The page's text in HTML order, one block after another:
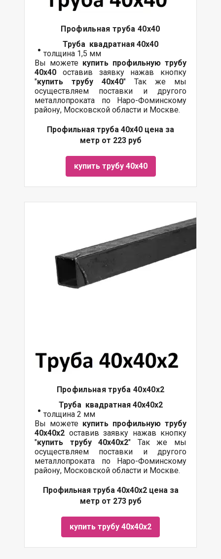
Профильная труба 40х40
Труба квадратная 40х40
толщина 1,5 мм
Вы можете купить профильную трубу
40х40 оставив заявку нажав кнопку
"купить трубу 40х40" Так же мы
осуществляем поставки и другого
металлопроката по Наро-Фоминскому
району, Московской области и Москве.
Профильная труба 40х40 цена за
метр от 223 руб
купить трубу 40х40
Профильная труба 40х40х2
Труба квадратная 40х40х2
толщина 2 мм
Вы можете купить профильную трубу
40х40х2 оставив заявку нажав кнопку
"купить трубу40х40х2" Так же мы
осуществляем поставки и другого
металлопроката по Наро-Фоминскому
району, Московской области и Москве.
Профильная труба 40х40х2 цена за
метр от 273 руб
купить трубу 40х40х2